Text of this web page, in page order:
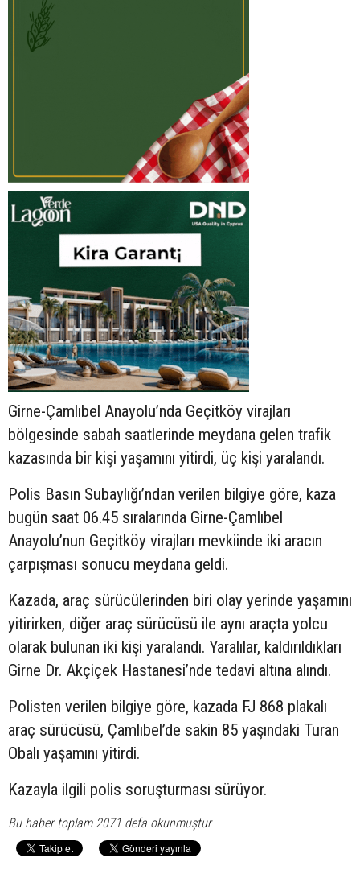
Girne-Çamlıbel Anayolu’nda Geçitköy virajları
bölgesinde sabah saatlerinde meydana gelen trafik
kazasında bir kişi yaşamını yitirdi, üç kişi yaralandı.
Polis Basın Subaylığı’ndan verilen bilgiye göre, kaza
bugün saat 06.45 sıralarında Girne-Çamlıbel
Anayolu’nun Geçitköy virajları mevkiinde iki aracın
çarpışması sonucu meydana geldi.
Kazada, araç sürücülerinden biri olay yerinde yaşamını
yitirirken, diğer araç sürücüsü ile aynı araçta yolcu
olarak bulunan iki kişi yaralandı. Yaralılar, kaldırıldıkları
Girne Dr. Akçiçek Hastanesi’nde tedavi altına alındı.
Polisten verilen bilgiye göre, kazada FJ 868 plakalı
araç sürücüsü, Çamlıbel’de sakin 85 yaşındaki Turan
Obalı yaşamını yitirdi.
Kazayla ilgili polis soruşturması sürüyor.
Bu haber toplam 2071 defa okunmuştur